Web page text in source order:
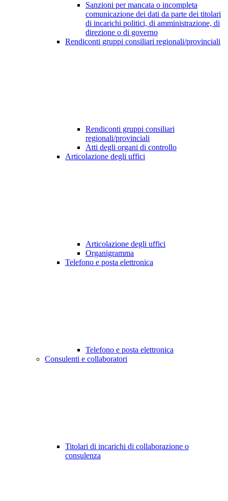
Sanzioni per mancata o incompleta
comunicazione dei dati da parte dei titolari
di incarichi politici, di amministrazione, di
direzione o di governo
Rendiconti gruppi consiliari regionali/provinciali
Rendiconti gruppi consiliari
regionali/provinciali
Atti degli organi di controllo
Articolazione degli uffici
Articolazione degli uffici
Organigramma
Telefono e posta elettronica
Telefono e posta elettronica
Consulenti e collaboratori
Titolari di incarichi di collaborazione o
consulenza